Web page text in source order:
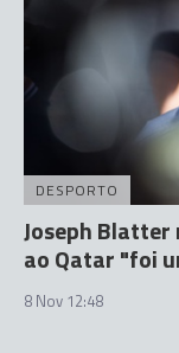
DESPORTO
Joseph
ao Qatar "foi
8 Nov 12:48